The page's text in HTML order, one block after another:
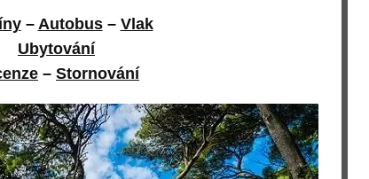
– Autobus– Vlak
Ubytování
– Stornování